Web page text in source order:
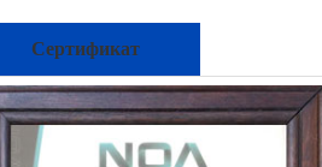
Сертификат